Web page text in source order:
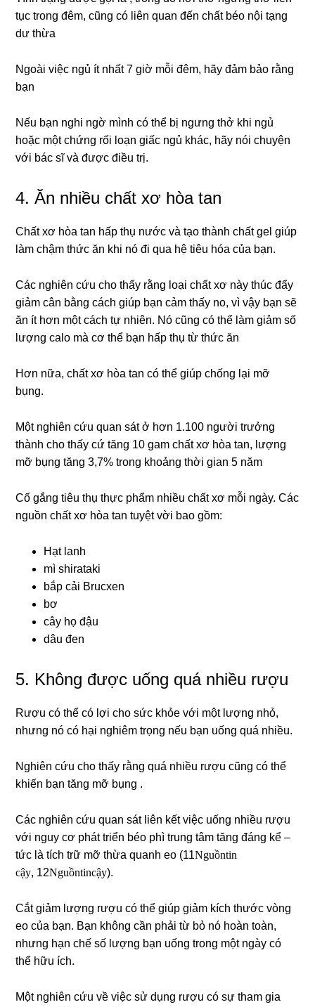
tục trong đêm, cũng có liên quan đến chất béo nội tạng
dư thừa
Ngoài việc ngủ ít nhất 7 giờ mỗi đêm, hãy đảm bảo rằng
bạn
Nếu bạn nghi ngờ mình có thể bị ngưng thở khi ngủ
hoặc một chứng rối loạn giấc ngủ khác, hãy nói chuyện
với bác sĩ và được điều trị.
4. Ăn nhiều chất xơ hòa tan
Chất xơ hòa tan hấp thụ nước và tạo thành chất gel giúp
làm chậm thức ăn khi nó đi qua hệ tiêu hóa của bạn.
Các nghiên cứu cho thấy rằng loại chất xơ này thúc đẩy
giảm cân bằng cách giúp bạn cảm thấy no, vì vậy bạn sẽ
ăn ít hơn một cách tự nhiên. Nó cũng có thể làm giảm số
lượng calo mà cơ thể bạn hấp thụ từ thức ăn
Hơn nữa, chất xơ hòa tan có thể giúp chống lại mỡ
bụng.
Một nghiên cứu quan sát ở hơn 1.100 người trưởng
thành cho thấy cứ tăng 10 gam chất xơ hòa tan, lượng
mỡ bụng tăng 3,7% trong khoảng thời gian 5 năm
Cố gắng tiêu thụ thực phẩm nhiều chất xơ mỗi ngày. Các
nguồn chất xơ hòa tan tuyệt vời bao gồm:
Hạt lanh
mì shirataki
bắp cải Brucxen
bơ
cây họ đậu
dâu đen
5. Không được uống quá nhiều rượu
Rượu có thể có lợi cho sức khỏe với một lượng nhỏ,
nhưng nó có hại nghiêm trọng nếu bạn uống quá nhiều.
Nghiên cứu cho thấy rằng quá nhiều rượu cũng có thể
khiến bạn tăng mỡ bụng .
Các nghiên cứu quan sát liên kết việc uống nhiều rượu
với nguy cơ phát triển béo phì trung tâm tăng đáng kể –
tức là tích trữ mỡ thừa quanh eo (11Nguồn tin
cậy, 12Nguồn tin cậy).
Cắt giảm lượng rượu có thể giúp giảm kích thước vòng
eo của bạn. Bạn không cần phải từ bỏ nó hoàn toàn,
nhưng hạn chế số lượng bạn uống trong một ngày có
thể hữu ích.
Một nghiên cứu về việc sử dụng rượu có sự tham gia